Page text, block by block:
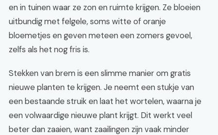
en in tuinen waar ze zon en ruimte krijgen. Ze bloeien
uitbundig met felgele, soms witte of oranje
bloemetjes en geven meteen een zomers gevoel,
zelfs als het nog fris is.
Stekken van brem is een slimme manier om gratis
nieuwe planten te krijgen. Je neemt een stukje van
een bestaande struik en laat het wortelen, waarna je
een volwaardige nieuwe plant krijgt. Dit werkt veel
beter dan zaaien, want zaailingen zijn vaak minder